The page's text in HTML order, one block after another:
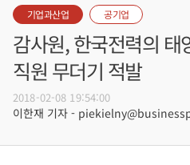
기업과산업 공기업
감사원, 한국전력의 태
직원 무더기 적발
2018-02-08 19:54:00
이한재 기자 -